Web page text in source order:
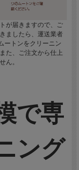
が届きますので、ご
ましたら、運送業者
ートンをクリーニン
た、ご注文から仕上
ん。
で専
ング